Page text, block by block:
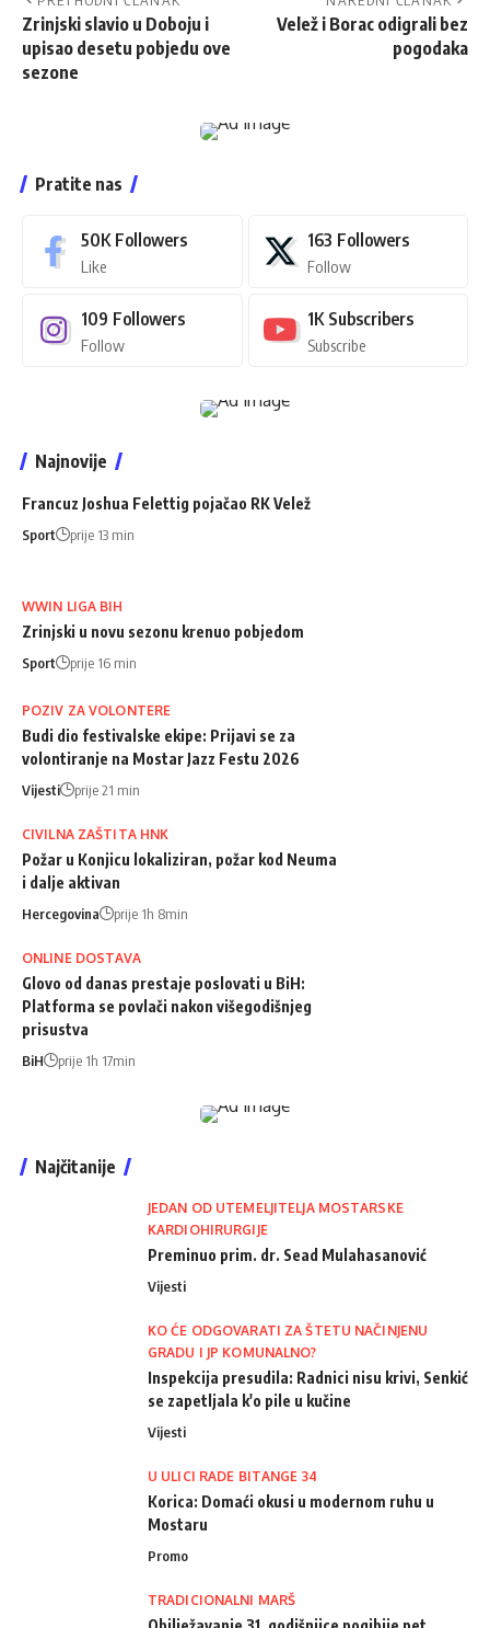
Zrinjski slavio u Doboju i
upisao desetu pobjedu ove
sezone
Velež i Borac odigrali bez
pogodaka
Pratite nas
50K Followers
Like
163 Followers
Follow
109 Followers
Follow
1K Subscribers
Subscribe
Najnovije
Francuz Joshua Felettig pojačao RK Velež
Sport prije 13 min
WWIN LIGA BIH
Zrinjski u novu sezonu krenuo pobjedom
Sport prije 16 min
POZIV ZA VOLONTERE
Budi dio festivalske ekipe: Prijavi se za
volontiranje na Mostar Jazz Festu 2026
Vijesti prije 21 min
CIVILNA ZAŠTITA HNK
Požar u Konjicu lokaliziran, požar kod Neuma
i dalje aktivan
Hercegovina prije 1h 8min
ONLINE DOSTAVA
Glovo od danas prestaje poslovati u BiH:
Platforma se povlači nakon višegodišnjeg
prisustva
BiH prije 1h 17min
Najčitanije
JEDAN OD UTEMELJITELJA MOSTARSKE
KARDIOHIRURGIJE
Preminuo prim. dr. Sead Mulahasanović
Vijesti
KO ĆE ODGOVARATI ZA ŠTETU NAČINJENU
GRADU I JP KOMUNALNO?
Inspekcija presudila: Radnici nisu krivi, Senkić
se zapetljala k'o pile u kučine
Vijesti
U ULICI RADE BITANGE 34
Korica: Domaći okusi u modernom ruhu u
Mostaru
Promo
TRADICIONALNI MARŠ